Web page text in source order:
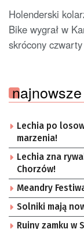
Holenderski
Bike wygrał w
skrócony
Lechia po
marzenia!
Lechia zna
Chorzów!
Meandry
Solniki mają
Ruiny zamku w